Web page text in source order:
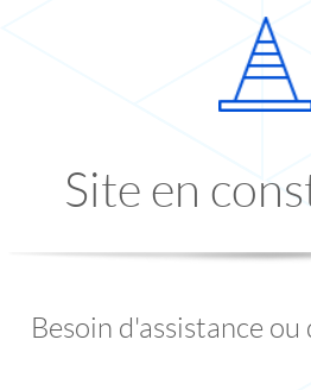
Site en
Besoin d'assistance